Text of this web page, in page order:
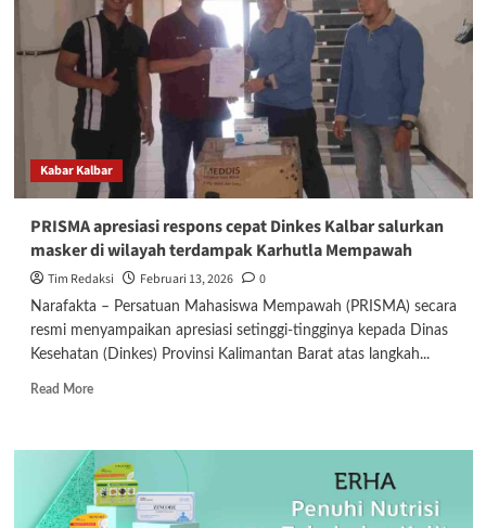
Bagikan
Masker
Gratis
untuk
Warga
Sungai
Pinyuh
Kabar Kalbar
PRISMA apresiasi respons cepat Dinkes Kalbar salurkan
masker di wilayah terdampak Karhutla Mempawah
Tim Redaksi Februari 13, 2026 0
Narafakta – Persatuan Mahasiswa Mempawah (PRISMA) secara
resmi menyampaikan apresiasi setinggi-tingginya kepada Dinas
Kesehatan (Dinkes) Provinsi Kalimantan Barat atas langkah...
Read MoreRead
PRISMA
apresiasi
respons
cepat